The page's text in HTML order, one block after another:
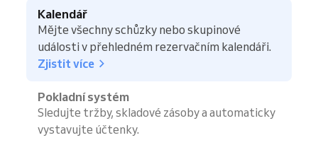
Kalendář
Mějte všechny schůzky nebo skupinové
události v přehledném rezervačním kalendáři.
Zjistit více
Pokladní systém
Sledujte tržby, skladové zásoby a automaticky
vystavujte účtenky.